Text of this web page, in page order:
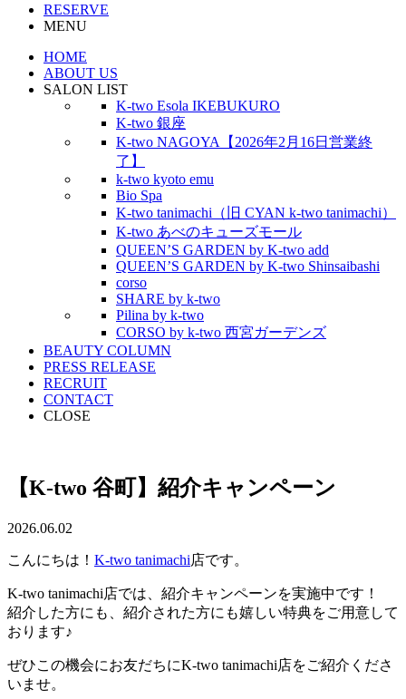
RESERVE
MENU
HOME
ABOUT US
SALON LIST
K-two Esola IKEBUKURO
K-two 銀座
K-two NAGOYA【2026年2月16日営業終
了】
k-two kyoto emu
Bio Spa
K-two tanimachi（旧 CYAN k-two tanimachi）
K-two あべのキューズモール
QUEEN’S GARDEN by K-two add
QUEEN’S GARDEN by K-two Shinsaibashi
corso
SHARE by k-two
Pilina by k-two
CORSO by k-two 西宮ガーデンズ
BEAUTY COLUMN
PRESS RELEASE
RECRUIT
CONTACT
CLOSE
【K-two 谷町】紹介キャンペーン
2026.06.02
こんにちは！ K-two tanimachi店です。
K-two tanimachi店では、紹介キャンペーンを実施中です！
紹介した方にも、紹介された方にも嬉しい特典をご用意して
おります♪
ぜひこの機会にお友だちにK-two tanimachi店をご紹介くださ
いませ。